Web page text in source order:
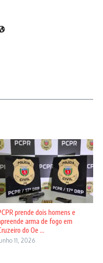
prende dois homens e
arma de fogo em
do Oe ...
11, 2026